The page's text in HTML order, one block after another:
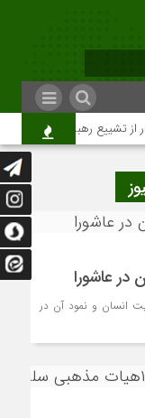
تشییع رهبر شهید در تهران
در عاشورا
انسان و نمود آن در